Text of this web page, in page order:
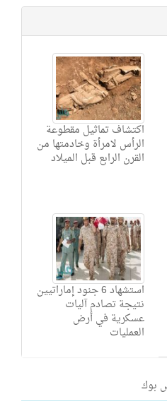
اكتشاف تماثيل مقطوعة
الرأس لامرأة وخادمتها من
القرن الرابع قبل الميلاد
استشهاد 6 جنود إماراتيين
نتيجة تصادم آليات
عسكرية في أرض
العمليات
بوك